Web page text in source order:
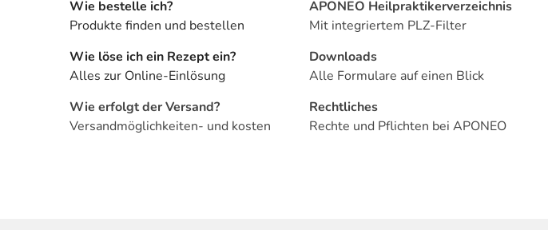
Wie bestelle ich?
Produkte finden und bestellen
Wie löse ich ein Rezept ein?
Alles zur Online-Einlösung
Wie erfolgt der Versand?
Versandmöglichkeiten- und kosten
APONEO Heilpraktikerverzeichnis
Mit integriertem PLZ-Filter
Downloads
Alle Formulare auf einen Blick
Rechtliches
Rechte und Pflichten bei APONEO